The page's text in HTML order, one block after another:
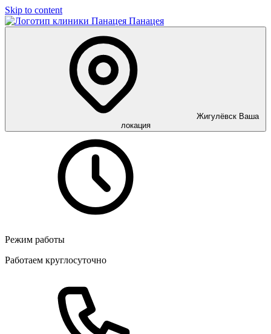
Skip to content
Панацея
Жигулёвск Ваша
локация
Режим работы
Работаем круглосуточно